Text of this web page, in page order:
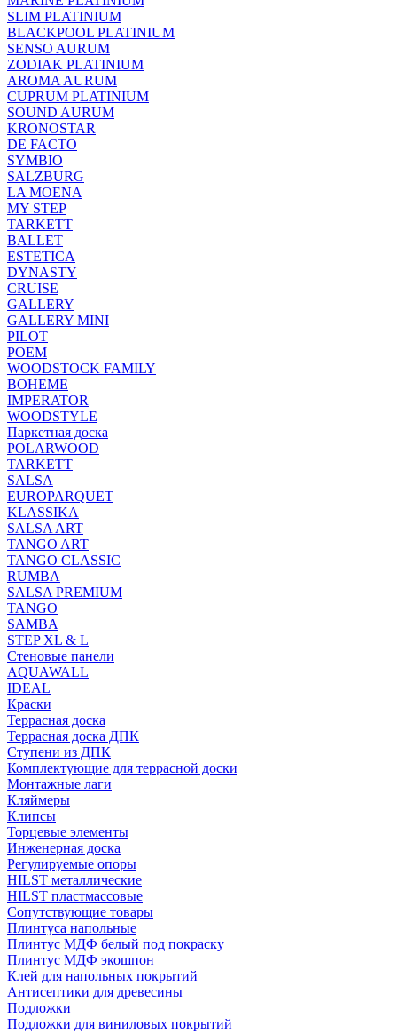
SLIM PLATINIUM
BLACKPOOL PLATINIUM
SENSO AURUM
ZODIAK PLATINIUM
AROMA AURUM
CUPRUM PLATINIUM
SOUND AURUM
KRONOSTAR
DE FACTO
SYMBIO
SALZBURG
LA MOENA
MY STEP
TARKETT
BALLET
ESTETICA
DYNASTY
CRUISE
GALLERY
GALLERY MINI
PILOT
POEM
WOODSTOCK FAMILY
BOHEME
IMPERATOR
WOODSTYLE
Паркетная доска
POLARWOOD
TARKETT
SALSA
EUROPARQUET
KLASSIKA
SALSA ART
TANGO ART
TANGO CLASSIC
RUMBA
SALSA PREMIUM
TANGO
SAMBA
STEP XL & L
Стеновые панели
AQUAWALL
IDEAL
Краски
Террасная доска
Террасная доска ДПК
Ступени из ДПК
Комплектующие для террасной доски
Монтажные лаги
Кляймеры
Клипсы
Торцевые элементы
Инженерная доска
Регулируемые опоры
HILST металлические
HILST пластмассовые
Сопутствующие товары
Плинтуса напольные
Плинтус МДФ белый под покраску
Плинтус МДФ экошпон
Клей для напольных покрытий
Антисептики для древесины
Подложки
Подложки для виниловых покрытий